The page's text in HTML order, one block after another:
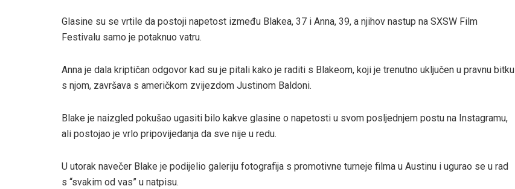
Glasine su se vrtile da postoji napetost između Blakea, 37 i Anna, 39, a njihov nastup na SXSW Film
Festivalu samo je potaknuo vatru.
Anna je dala kriptičan odgovor kad su je pitali kako je raditi s Blakeom, koji je trenutno uključen u pravnu bitku
s njom, završava s američkom zvijezdom Justinom Baldoni.
Blake je naizgled pokušao ugasiti bilo kakve glasine o napetosti u svom posljednjem postu na Instagramu,
ali postojao je vrlo pripovijedanja da sve nije u redu.
U utorak navečer Blake je podijelio galeriju fotografija s promotivne turneje filma u Austinu i ugurao se u rad
s “svakim od vas” u natpisu.